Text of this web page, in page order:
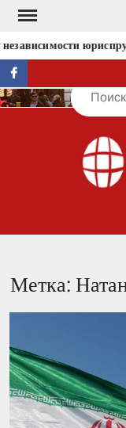
Перейти
содержимому
facebook
Поиск
Метка: